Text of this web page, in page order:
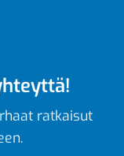
ratkaisut